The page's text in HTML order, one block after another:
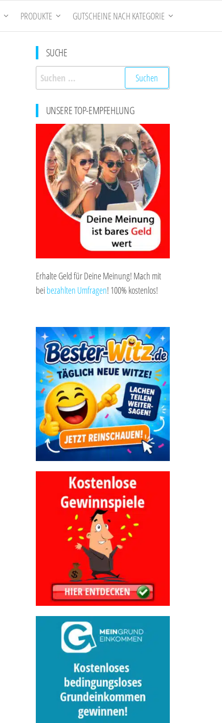
PRODUKTE GUTSCHEINE NACH KATEGORIE
SUCHE
Suchen
nach:
UNSERE TOP-EMPFEHLUNG
Erhalte Geld für Deine Meinung! Mach mit
beibezahlten Umfragen! 100% kostenlos!